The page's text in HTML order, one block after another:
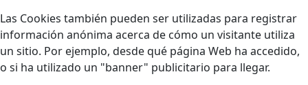
Las Cookies también pueden ser utilizadas para registrar
información anónima acerca de cómo un visitante utiliza
un sitio. Por ejemplo, desde qué página Web ha accedido,
o si ha utilizado un "banner" publicitario para llegar.